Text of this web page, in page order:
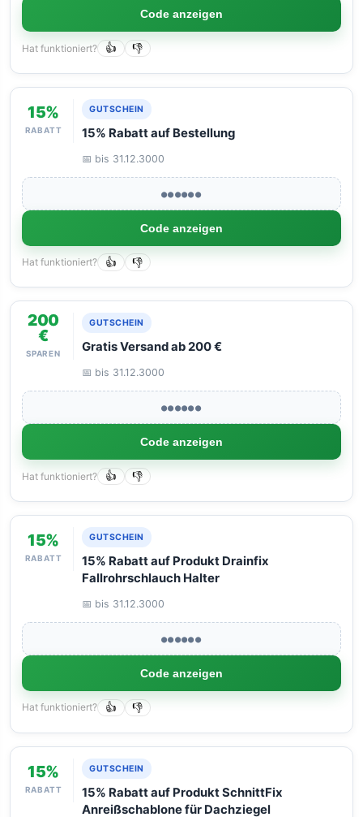
Code anzeigen
Hat funktioniert? 👍 👎
15%
RABATT
GUTSCHEIN
15% Rabatt auf Bestellung
📅 bis 31.12.3000
●●●●●●
Code anzeigen
Hat funktioniert? 👍 👎
200
€
SPAREN
GUTSCHEIN
Gratis Versand ab 200 €
📅 bis 31.12.3000
●●●●●●
Code anzeigen
Hat funktioniert? 👍 👎
15%
RABATT
GUTSCHEIN
15% Rabatt auf Produkt Drainfix
Fallrohrschlauch Halter
📅 bis 31.12.3000
●●●●●●
Code anzeigen
Hat funktioniert? 👍 👎
15%
RABATT
GUTSCHEIN
15% Rabatt auf Produkt SchnittFix
Anreißschablone für Dachziegel